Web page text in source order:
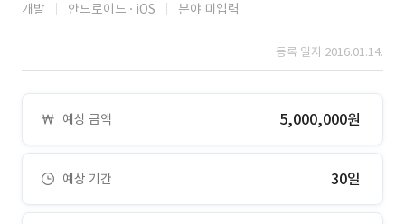
개발 안드로이드 iOS 분야 미입력
등록 일자 2016.01.14.
예상 금액 5,000,000원
예상 기간 30일